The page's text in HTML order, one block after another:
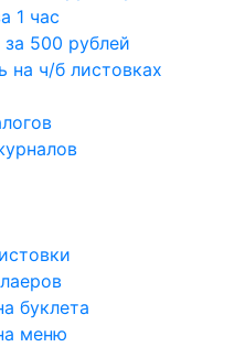
1 час
500 рублей
на ч/б листовках
буклета
меню